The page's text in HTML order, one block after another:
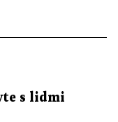
s lidmi